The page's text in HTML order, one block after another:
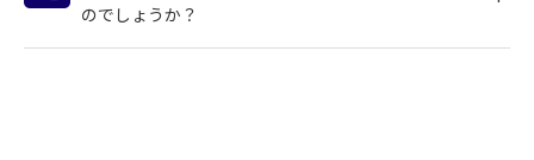
のでしょうか？